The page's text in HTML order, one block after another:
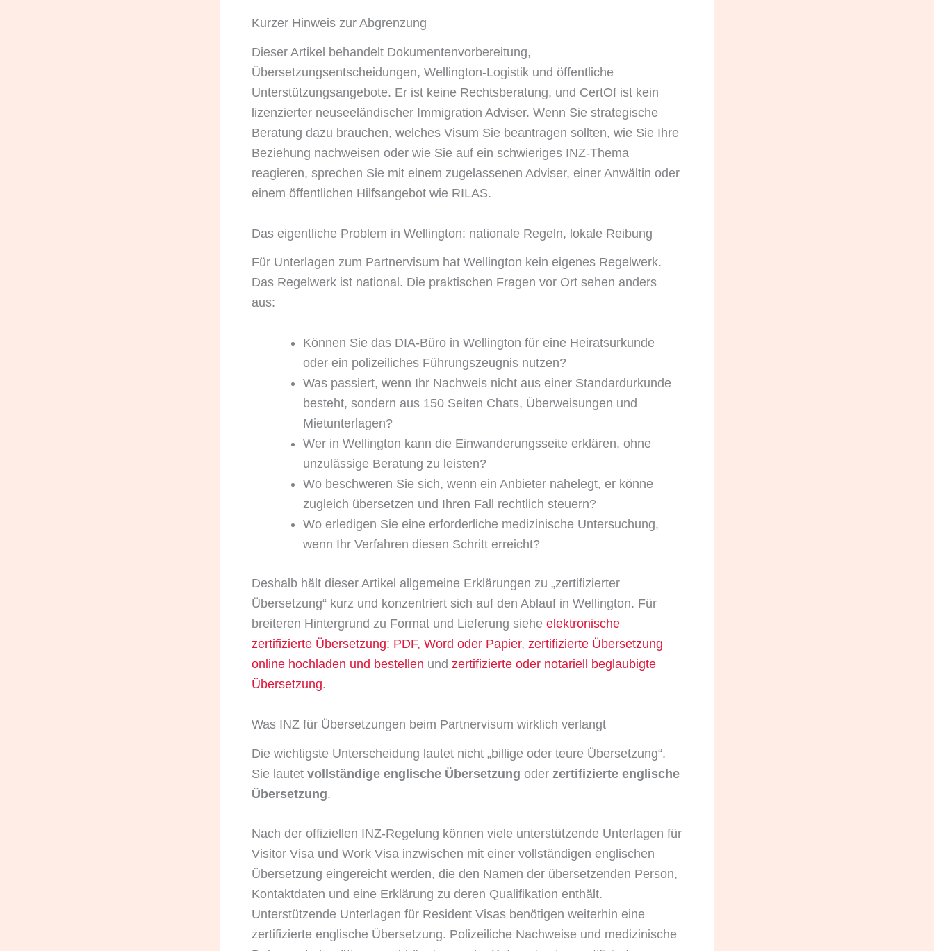
Kurzer Hinweis zur Abgrenzung
Dieser Artikel behandelt Dokumentenvorbereitung,
Übersetzungsentscheidungen, Wellington-Logistik und öffentliche
Unterstützungsangebote. Er ist keine Rechtsberatung, und CertOf ist kein
lizenzierter neuseeländischer Immigration Adviser. Wenn Sie strategische
Beratung dazu brauchen, welches Visum Sie beantragen sollten, wie Sie Ihre
Beziehung nachweisen oder wie Sie auf ein schwieriges INZ-Thema
reagieren, sprechen Sie mit einem zugelassenen Adviser, einer Anwältin oder
einem öffentlichen Hilfsangebot wie RILAS.
Das eigentliche Problem in Wellington: nationale Regeln, lokale Reibung
Für Unterlagen zum Partnervisum hat Wellington kein eigenes Regelwerk.
Das Regelwerk ist national. Die praktischen Fragen vor Ort sehen anders
aus:
Können Sie das DIA-Büro in Wellington für eine Heiratsurkunde
oder ein polizeiliches Führungszeugnis nutzen?
Was passiert, wenn Ihr Nachweis nicht aus einer Standardurkunde
besteht, sondern aus 150 Seiten Chats, Überweisungen und
Mietunterlagen?
Wer in Wellington kann die Einwanderungsseite erklären, ohne
unzulässige Beratung zu leisten?
Wo beschweren Sie sich, wenn ein Anbieter nahelegt, er könne
zugleich übersetzen und Ihren Fall rechtlich steuern?
Wo erledigen Sie eine erforderliche medizinische Untersuchung,
wenn Ihr Verfahren diesen Schritt erreicht?
Deshalb hält dieser Artikel allgemeine Erklärungen zu „zertifizierter
Übersetzung“ kurz und konzentriert sich auf den Ablauf in Wellington. Für
breiteren Hintergrund zu Format und Lieferung siehe elektronische
zertifizierte Übersetzung: PDF, Word oder Papier, zertifizierte Übersetzung
online hochladen und bestellen und zertifizierte oder notariell beglaubigte
Übersetzung.
Was INZ für Übersetzungen beim Partnervisum wirklich verlangt
Die wichtigste Unterscheidung lautet nicht „billige oder teure Übersetzung“.
Sie lautet vollständige englische Übersetzung oder zertifizierte englische
Übersetzung.
Nach der offiziellen INZ-Regelung können viele unterstützende Unterlagen für
Visitor Visa und Work Visa inzwischen mit einer vollständigen englischen
Übersetzung eingereicht werden, die den Namen der übersetzenden Person,
Kontaktdaten und eine Erklärung zu deren Qualifikation enthält.
Unterstützende Unterlagen für Resident Visas benötigen weiterhin eine
zertifizierte englische Übersetzung. Polizeiliche Nachweise und medizinische